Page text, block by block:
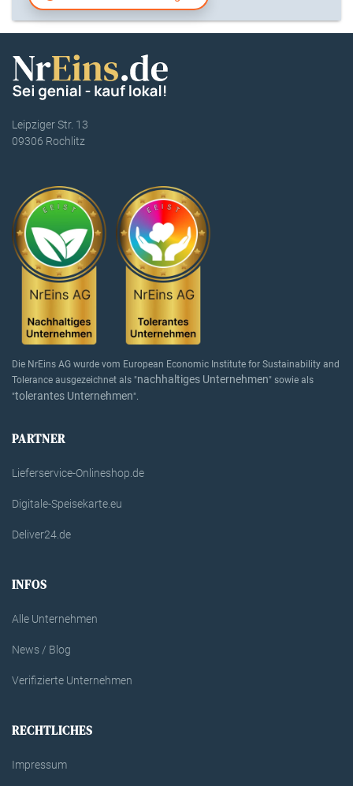
Leipziger Str. 13
09306 Rochlitz
Die NrEins AG wurde vom European Economic Institute for Sustainability and
Tolerance ausgezeichnet als "nachhaltiges Unternehmen" sowie als
"tolerantes Unternehmen".
PARTNER
Lieferservice-Onlineshop.de
Digitale-Speisekarte.eu
Deliver24.de
INFOS
Alle Unternehmen
News / Blog
Verifizierte Unternehmen
RECHTLICHES
Impressum